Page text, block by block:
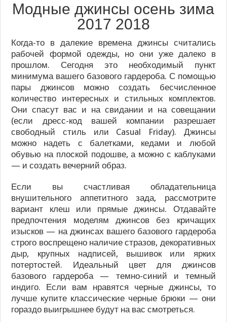
Модные джинсы осень зима
2017 2018
Когда-то в далекие времена джинсы считались
рабочей формой одежды, но они уже далеко в
прошлом. Сегодня это необходимый пункт
минимума вашего базового гардероба. С помощью
пары джинсов можно создать бесчисленное
количество интересных и стильных комплектов.
Они спасут вас и на свидании и на совещании
(если дресс-код вашей компании разрешает
свободный стиль или Casual Friday). Джинсы
можно надеть с балетками, кедами и любой
обувью на плоской подошве, а можно с каблуками
— и создать вечерний образ.
Если вы счастливая обладательница
внушительного аппетитного зада, рассмотрите
вариант клеш или прямые джинсы. Отдавайте
предпочтения моделям джинсов без кричащих
изысков — на джинсах вашего базового гардероба
строго воспрещено наличие стразов, декоративных
дыр, крупных надписей, вышивок или ярких
потертостей. Идеальный цвет для джинсов
базового гардероба — темно-синий и темный
индиго. Если вам нравятся черные джинсы, то
лучше купите классические черные брюки — они
гораздо выигрышнее будут на вас смотреться.